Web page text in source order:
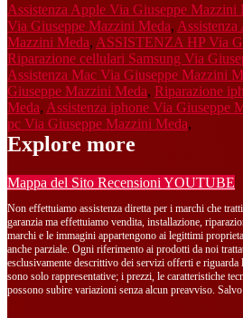
Assistenza Apple Via Giuseppe Mazzini
Via Giuseppe Mazzini Meda, Assistenza
Mazzini Meda, ASSISTENZA HP Via
Riparazione cellulari Samsung Via
Assistenza Mac Via Giuseppe Mazzini
Giuseppe Mazzini Meda, Riparazione
Meda, Assistenza iphone Via Giuseppe
pc Via Giuseppe Mazzini Meda,
Explore more
Mappa del Sito Recensioni YOUTUBE
Non effettuiamo assistenza diretta per i marchi che
garanzia ma effettuiamo vendita, installazione,
marchi e le immagini appartengono ai legittimi
anche parziale. Ogni riferimento ai prodotti da noi
esclusivamente descrittivo dei servizi offerti e
sono solo rappresentative; i prezzi, le caratteristiche
possono subire variazioni senza alcun preavviso.